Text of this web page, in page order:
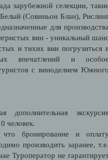
зарубежной селекции,
(Совиньон Блан),
для
вин - уникальный
и тихих вин погрузиться
впечатлений и
с виноделием
человек.
бронирование и
производить заранее,
Туроператор не